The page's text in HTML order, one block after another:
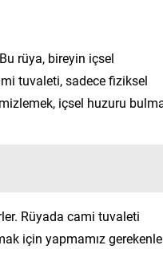
Bu rüya, bireyin içsel
tuvaleti, sadece fiziksel
içsel huzuru
Rüyada cami tuvaleti
için yapmamız